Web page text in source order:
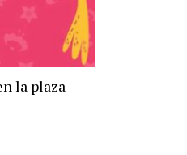
la plaza